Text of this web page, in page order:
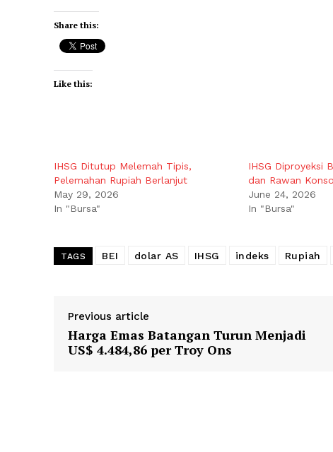
Share this:
Like this:
IHSG Ditutup Melemah Tipis,
Pelemahan Rupiah Berlanjut
May 29, 2026
In "Bursa"
IHSG Diproyeksi
dan Rawan
June 24, 2026
In "Bursa"
TAGS BEI dolar AS IHSG indeks Rupiah
Previous article
Harga Emas Batangan Turun Menjadi
US$ 4.484,86 per Troy Ons